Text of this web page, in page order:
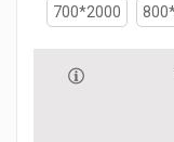
700*2000